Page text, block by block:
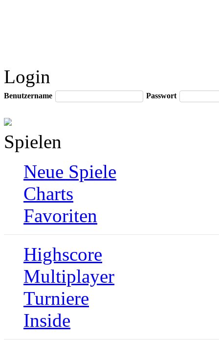
Login
Benutzername Passwort
Spielen
Neue Spiele
Charts
Favoriten
Highscore
Multiplayer
Turniere
Inside